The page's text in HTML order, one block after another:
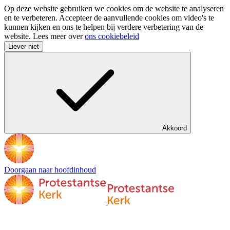
Op deze website gebruiken we cookies om de website te analyseren
en te verbeteren. Accepteer de aanvullende cookies om video's te
kunnen kijken en ons te helpen bij verdere verbetering van de
website. Lees meer overons cookiebeleid
Liever niet
Akkoord
Doorgaan naar hoofdinhoud